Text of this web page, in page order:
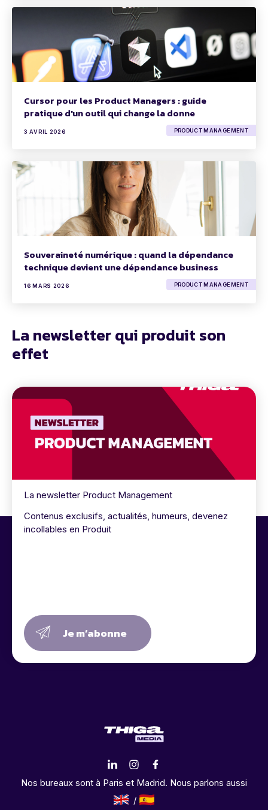
Cursor pour les Product Managers : guide
pratique d'un outil qui change la donne
3 AVRIL 2026 PRODUCT MANAGEMENT
Souveraineté numérique : quand la dépendance
technique devient une dépendance business
16 MARS 2026 PRODUCT MANAGEMENT
La newsletter qui produit son
effet
La newsletter Product Management
Contenus exclusifs, actualités, humeurs, devenez
incollables en Produit
Je m’abonne
Nos bureaux sont à Paris et Madrid. Nous parlons aussi